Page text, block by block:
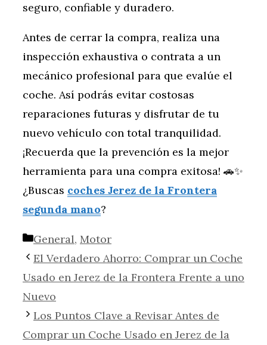
seguro, confiable y duradero.
Antes de cerrar la compra, realiza una
inspección exhaustiva o contrata a un
mecánico profesional para que evalúe el
coche. Así podrás evitar costosas
reparaciones futuras y disfrutar de tu
nuevo vehículo con total tranquilidad.
¡Recuerda que la prevención es la mejor
herramienta para una compra exitosa! 🚗✨
¿Buscas coches Jerez de la Frontera
segunda mano?
Categorías
General, Motor
El Verdadero Ahorro: Comprar un Coche
Usado en Jerez de la Frontera Frente a uno
Nuevo
Los Puntos Clave a Revisar Antes de
Comprar un Coche Usado en Jerez de la